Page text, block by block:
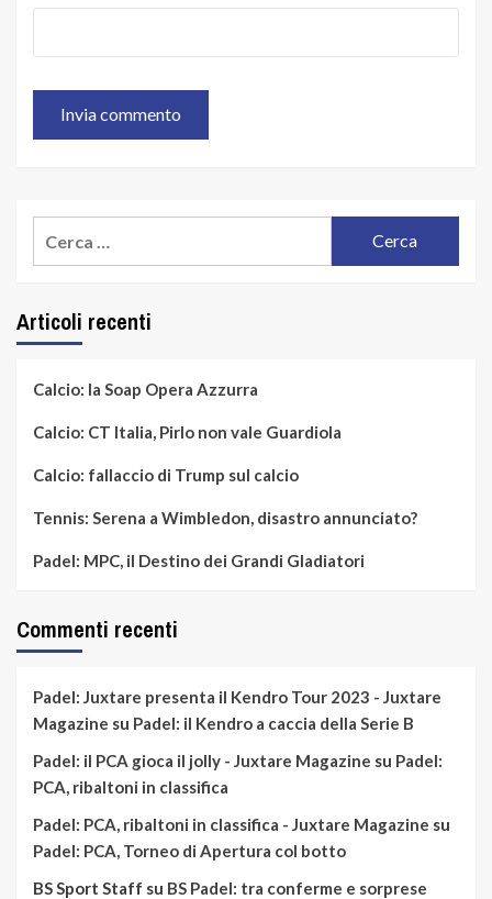
Articoli recenti
Calcio: la Soap Opera Azzurra
Calcio: CT Italia, Pirlo non vale Guardiola
Calcio: fallaccio di Trump sul calcio
Tennis: Serena a Wimbledon, disastro annunciato?
Padel: MPC, il Destino dei Grandi Gladiatori
Commenti recenti
Padel: Juxtare presenta il Kendro Tour 2023 - Juxtare
Magazine su Padel: il Kendro a caccia della Serie B
Padel: il PCA gioca il jolly - Juxtare Magazine su Padel:
PCA, ribaltoni in classifica
Padel: PCA, ribaltoni in classifica - Juxtare Magazine su
Padel: PCA, Torneo di Apertura col botto
BS Sport Staff su BS Padel: tra conferme e sorprese